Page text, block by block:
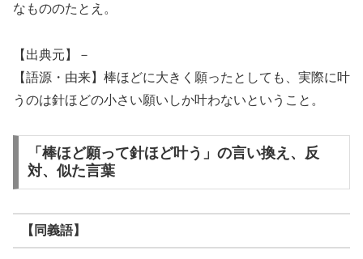
なもののたとえ。
【出典元】－
【語源・由来】棒ほどに大きく願ったとしても、実際に叶
うのは針ほどの小さい願いしか叶わないということ。
「棒ほど願って針ほど叶う」の言い換え、反
対、似た言葉
【同義語】